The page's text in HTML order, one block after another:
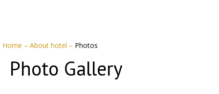
Home – About hotel – Photos
Photo Gallery